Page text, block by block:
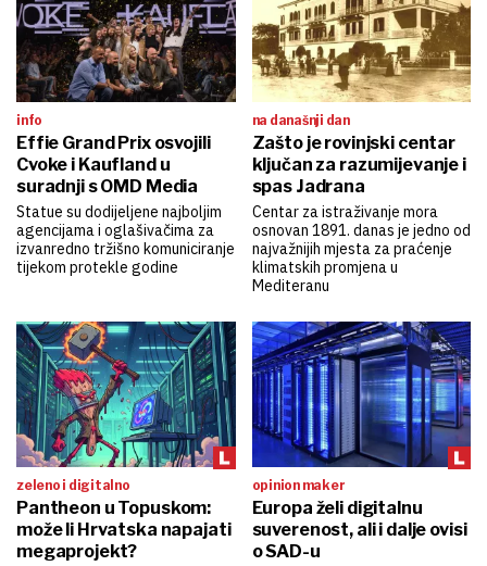
info
Effie Grand Prix osvojili
Cvoke i Kaufland u
suradnji s OMD Media
Statue su dodijeljene najboljim
agencijama i oglašivačima za
izvanredno tržišno komuniciranje
tijekom protekle godine
na današnji dan
Zašto je rovinjski centar
ključan za razumijevanje i
spas Jadrana
Centar za istraživanje mora
osnovan 1891. danas je jedno od
najvažnijih mjesta za praćenje
klimatskih promjena u
Mediteranu
zeleno i digitalno
Pantheon u Topuskom:
može li Hrvatska napajati
megaprojekt?
opinion maker
Europa želi digitalnu
suverenost, ali i dalje ovisi
o SAD-u